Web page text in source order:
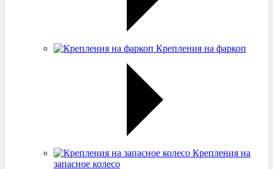
Крепления на фаркоп
Крепления на
запасное колесо